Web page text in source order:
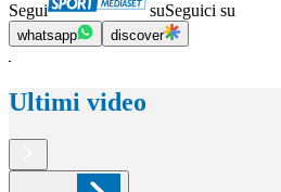
Segui suSeguici su
whatsapp discover
Ultimi video